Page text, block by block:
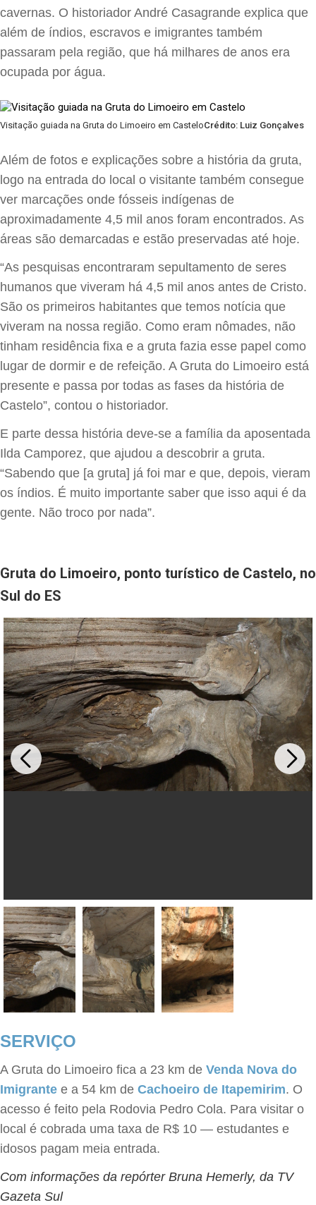
cavernas. O historiador André Casagrande explica que
além de índios, escravos e imigrantes também
passaram pela região, que há milhares de anos era
ocupada por água.
Visitação guiada na Gruta do Limoeiro em CasteloCrédito: Luiz Gonçalves
Além de fotos e explicações sobre a história da gruta,
logo na entrada do local o visitante também consegue
ver marcações onde fósseis indígenas de
aproximadamente 4,5 mil anos foram encontrados. As
áreas são demarcadas e estão preservadas até hoje.
“As pesquisas encontraram sepultamento de seres
humanos que viveram há 4,5 mil anos antes de Cristo.
São os primeiros habitantes que temos notícia que
viveram na nossa região. Como eram nômades, não
tinham residência fixa e a gruta fazia esse papel como
lugar de dormir e de refeição. A Gruta do Limoeiro está
presente e passa por todas as fases da história de
Castelo”, contou o historiador.
E parte dessa história deve-se a família da aposentada
Ilda Camporez, que ajudou a descobrir a gruta.
“Sabendo que [a gruta] já foi mar e que, depois, vieram
os índios. É muito importante saber que isso aqui é da
gente. Não troco por nada”.
Gruta do Limoeiro, ponto turístico de Castelo, no
Sul do ES
SERVIÇO
A Gruta do Limoeiro fica a 23 km de Venda Nova do
Imigrante e a 54 km de Cachoeiro de Itapemirim. O
acesso é feito pela Rodovia Pedro Cola. Para visitar o
local é cobrada uma taxa de R$ 10 — estudantes e
idosos pagam meia entrada.
Com informações da repórter Bruna Hemerly, da TV
Gazeta Sul